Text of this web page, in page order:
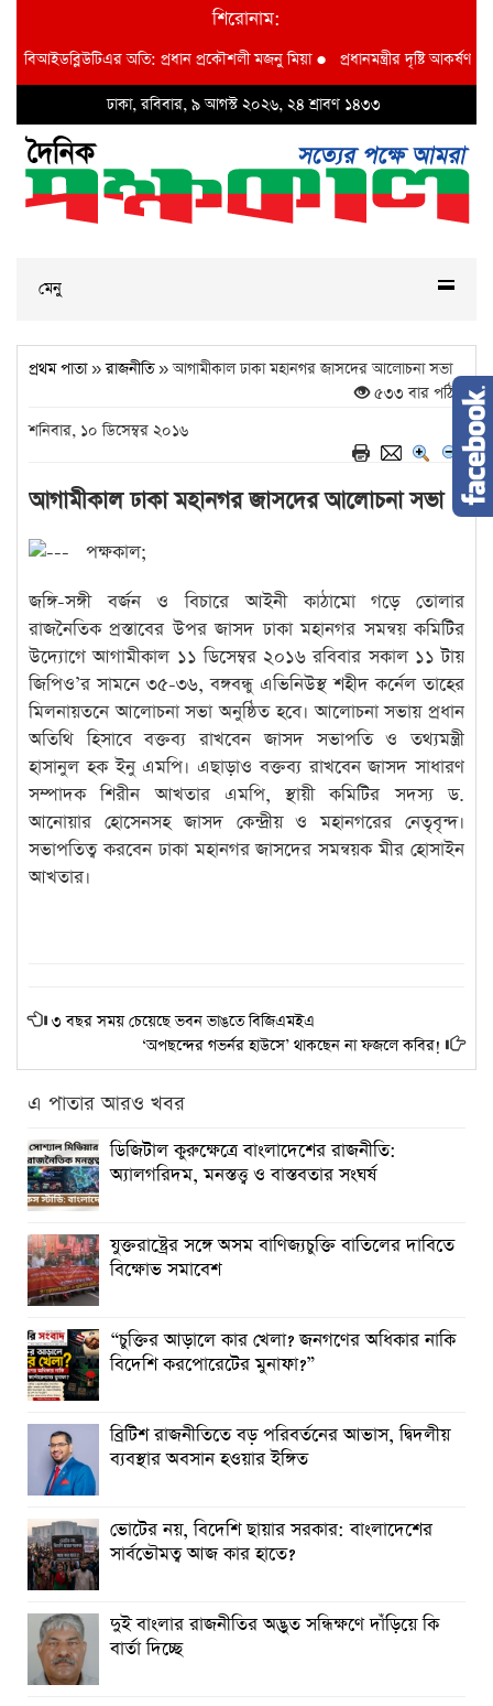
শিরোনাম:
বিআইডব্লিউটিএর অতি: প্রধান প্রকৌশলী মজনু মিয়া●প্রধানমন্ত্রীর দৃষ্টি আকর্ষণ বি
ঢাকা, রবিবার, ৯ আগস্ট ২০২৬, ২৪ শ্রাবণ ১৪৩৩
মেনু
প্রথম পাতা»রাজনীতি» আগামীকাল ঢাকা মহানগর জাসদের আলোচনা সভা
৫৩৩ বার পঠিত
শনিবার, ১০ ডিসেম্বর ২০১৬
আগামীকাল ঢাকা মহানগর জাসদের আলোচনা সভা
পক্ষকাল;
জঙ্গি-সঙ্গী বর্জন ও বিচারে আইনী কাঠামো গড়ে তোলার
রাজনৈতিক প্রস্তাবের উপর জাসদ ঢাকা মহানগর সমন্বয় কমিটির
উদ্যোগে আগামীকাল ১১ ডিসেম্বর ২০১৬ রবিবার সকাল ১১ টায়
জিপিও’র সামনে ৩৫-৩৬, বঙ্গবন্ধু এভিনিউস্থ শহীদ কর্নেল তাহের
মিলনায়তনে আলোচনা সভা অনুষ্ঠিত হবে। আলোচনা সভায় প্রধান
অতিথি হিসাবে বক্তব্য রাখবেন জাসদ সভাপতি ও তথ্যমন্ত্রী
হাসানুল হক ইনু এমপি। এছাড়াও বক্তব্য রাখবেন জাসদ সাধারণ
সম্পাদক শিরীন আখতার এমপি, স্থায়ী কমিটির সদস্য ড.
আনোয়ার হোসেনসহ জাসদ কেন্দ্রীয় ও মহানগরের নেতৃবৃন্দ।
সভাপতিত্ব করবেন ঢাকা মহানগর জাসদের সমন্বয়ক মীর হোসাইন
আখতার।
৩ বছর সময় চেয়েছে ভবন ভাঙতে বিজিএমইএ
‘অপছন্দের গভর্নর হাউসে’ থাকছেন না ফজলে কবির!
এ পাতার আরও খবর
ডিজিটাল কুরুক্ষেত্রে বাংলাদেশের রাজনীতি:
অ্যালগরিদম, মনস্তত্ত্ব ও বাস্তবতার সংঘর্ষ
যুক্তরাষ্ট্রের সঙ্গে অসম বাণিজ্যচুক্তি বাতিলের দাবিতে
বিক্ষোভ সমাবেশ
“চুক্তির আড়ালে কার খেলা? জনগণের অধিকার নাকি
বিদেশি করপোরেটের মুনাফা?”
ব্রিটিশ রাজনীতিতে বড় পরিবর্তনের আভাস, দ্বিদলীয়
ব্যবস্থার অবসান হওয়ার ইঙ্গিত
ভোটের নয়, বিদেশি ছায়ার সরকার: বাংলাদেশের
সার্বভৌমত্ব আজ কার হাতে?
দুই বাংলার রাজনীতির অদ্ভুত সন্ধিক্ষণে দাঁড়িয়ে কি
বার্তা দিচ্ছে